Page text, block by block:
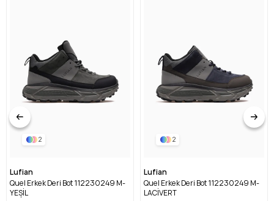
2
Lufian
Quel Erkek Deri Bot 112230249 M-
YEŞİL
2
Lufian
Quel Erkek Deri Bot 112230249 M-
LACİVERT